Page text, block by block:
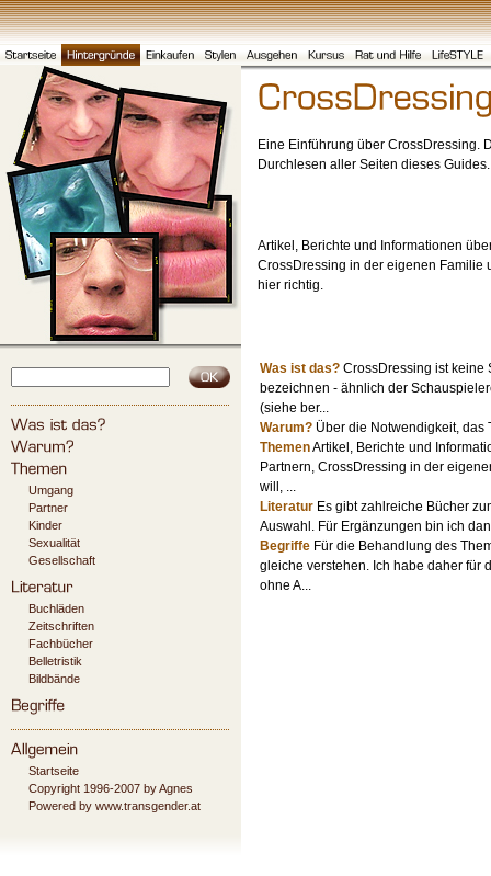
Umgang
Partner
Kinder
Sexualität
Gesellschaft
Buchläden
Zeitschriften
Fachbücher
Belletristik
Bildbände
Startseite
Copyright 1996-2007 by Agnes
Powered by www.transgender.at
Eine Einführung über CrossDressing.
Durchlesen aller Seiten dieses Guides.
Artikel, Berichte und Informationen
CrossDressing in der eigenen Familie
hier richtig.
Was ist das? CrossDressing ist keine
bezeichnen - ähnlich der
(siehe ber...
Warum? Über die Notwendigkeit,
ThemenArtikel, Berichte und
Partnern, CrossDressing in der
will, ...
Literatur Es gibt zahlreiche Bücher
Auswahl. Für Ergänzungen bin ich
Begriffe Für die Behandlung des
gleiche verstehen. Ich habe daher für
ohne A...